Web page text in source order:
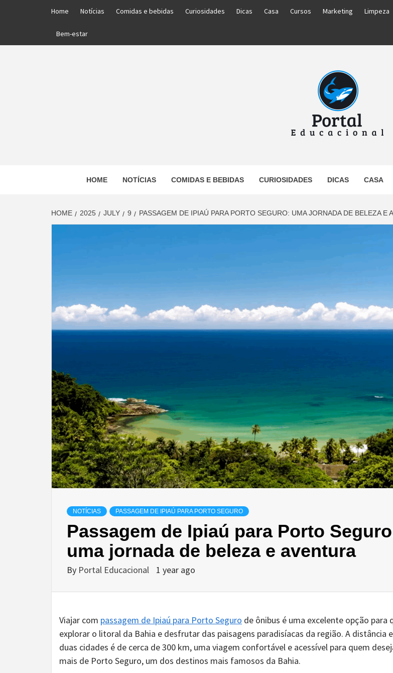
Home Notícias Comidas e bebidas Curiosidades Dicas Casa Cursos Marketing Limpeza
Bem-estar
HOME NOTÍCIAS COMIDAS E BEBIDAS CURIOSIDADES DICAS CASA
HOME 2025 JULY 9 PASSAGEM DE IPIAÚ PARA PORTO SEGURO: UMA JORNADA DE BELEZA E
NOTÍCIAS PASSAGEM DE IPIAÚ PARA PORTO SEGURO
Passagem de Ipiaú para Porto
uma jornada de beleza e aventura
By Portal Educacional 1 year ago
Viajar com passagem de Ipiaú para Porto Seguro de ônibus é uma excelente opção para
explorar o litoral da Bahia e desfrutar das paisagens paradisíacas da região. A distância
duas cidades é de cerca de 300 km, uma viagem confortável e acessível para quem
mais de Porto Seguro, um dos destinos mais famosos da Bahia.